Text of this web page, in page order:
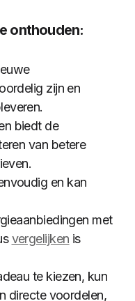
onthouden:
zijn en
biedt de
van betere
en kan
met
vergelijken is
te kiezen, kun
directe voordelen,